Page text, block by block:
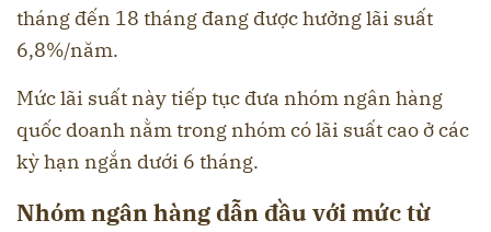
tháng đến 18 tháng đang được hưởng lãi suất
6,8%/năm.
Mức lãi suất này tiếp tục đưa nhóm ngân hàng
quốc doanh nằm trong nhóm có lãi suất cao ở các
kỳ hạn ngắn dưới 6 tháng.
Nhóm ngân hàng dẫn đầu với mức từ